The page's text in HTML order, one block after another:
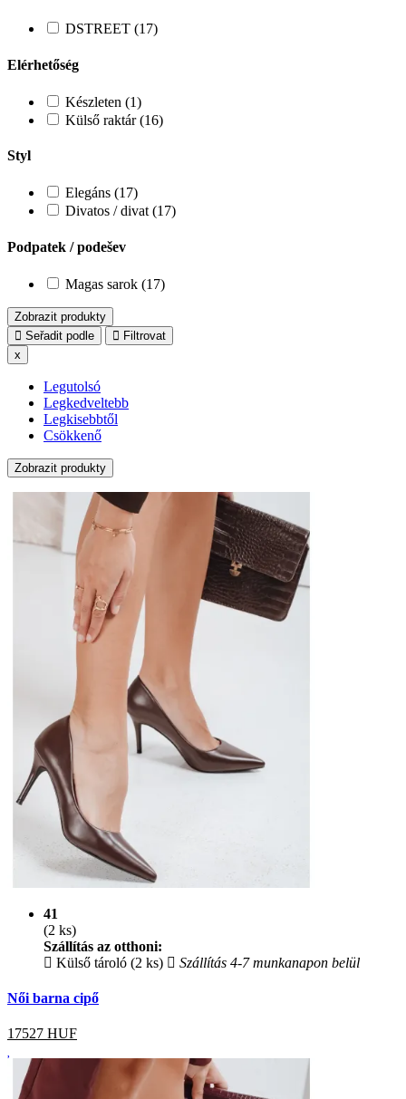
DSTREET (17)
Elérhetőség
Készleten (1)
Külső raktár (16)
Styl
Elegáns (17)
Divatos / divat (17)
Podpatek / podešev
Magas sarok (17)
Zobrazit produkty
Seřadit podle
Filtrovat
x
Legutolsó
Legkedveltebb
Legkisebbtől
Csökkenő
Zobrazit produkty
41
(2 ks)
Szállítás az otthoni:
Külső tároló (2 ks)
Szállítás 4-7 munkanapon belül
Női barna cipő
17527 HUF